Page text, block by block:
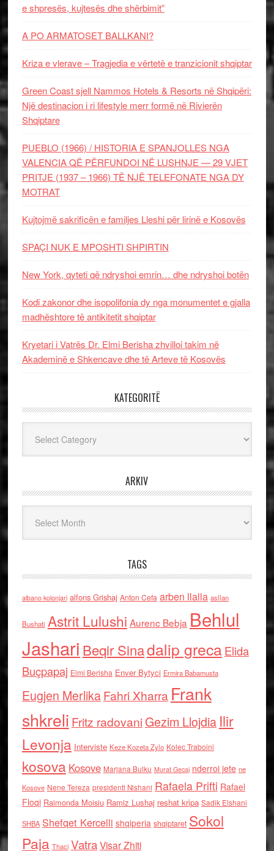
e shpresës, kujtesës dhe shërbimit”
A PO ARMATOSET BALLKANI?
Kriza e vlerave – Tragjedia e vërtetë e tranzicionit shqiptar
Green Coast sjell Nammos Hotels & Resorts në Shqipëri:
Një destinacion i ri lifestyle merr formë në Rivierën
Shqiptare
PUEBLO (1966) / HISTORIA E SPANJOLLES NGA
VALENCIA QË PËRFUNDOI NË LUSHNJE — 29 VJET
PRITJE (1937 – 1966) TË NJË TELEFONATE NGA DY
MOTRAT
Kujtojmë sakrificën e familjes Lleshi për lirinë e Kosovës
SPAÇI NUK E MPOSHTI SHPIRTIN
New York, qyteti që ndryshoi emrin… dhe ndryshoi botën
Kodi zakonor dhe isopolifonia dy nga monumentet e gjalla
madhështore të antikitetit shqiptar
Kryetari i Vatrës Dr. Elmi Berisha zhvilloi takim në
Akademinë e Shkencave dhe të Arteve të Kosovës
KATEGORITË
ARKIV
TAGS
albano kolonjari alfons Grishaj Anton Cefa arben llalla asllan
Bushati Astrit Lulushi Aurenc Bebja Behlul
Jashari Beqir Sinadalip grecaElida
Buçpapaj Elmi Berisha Enver Bytyci Ermira Babamusta
Eugjen MerlikaFahri Xharra Frank
shkreli Fritz radovaniGezim Llojdia Ilir
Levonja Interviste Keze Kozeta Zylo Kolec Traboini
kosova Kosove Marjana Bulku Murat Gecaj nderroi jete ne
Kosove Nene Tereza presidenti Nishani Rafaela Prifti Rafael
Floqi Raimonda Moisiu Ramiz Lushaj reshat kripa Sadik Elshani
SHBA Shefqet Kercelli shqiperia shqiptaret Sokol
Paja Thaci VatraVisar Zhiti